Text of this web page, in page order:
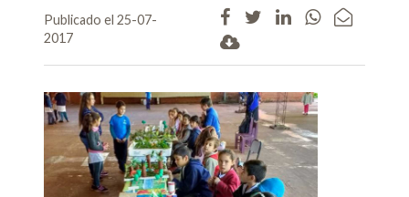
Publicado el 25-07-
2017